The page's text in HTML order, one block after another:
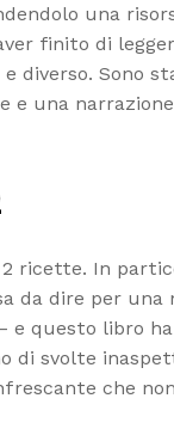
una
finito di
diverso. Sono
e una
ricette. In
da dire per una
e questo libro
di svolte
che